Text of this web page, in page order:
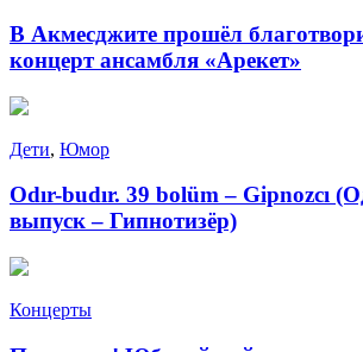
В Акмесджите прошёл
концерт ансамбля «Арекет»
Дети, Юмор
Odır-budır. 39 bolüm – Gipnozcı
выпуск – Гипнотизёр)
Концерты